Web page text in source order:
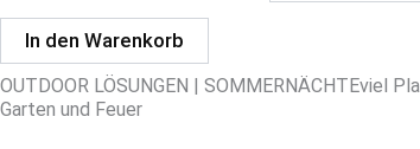
In den Warenkorb
OUTDOOR LÖSUNGEN | SOMMERNÄCHTEviel
Garten und Feuer